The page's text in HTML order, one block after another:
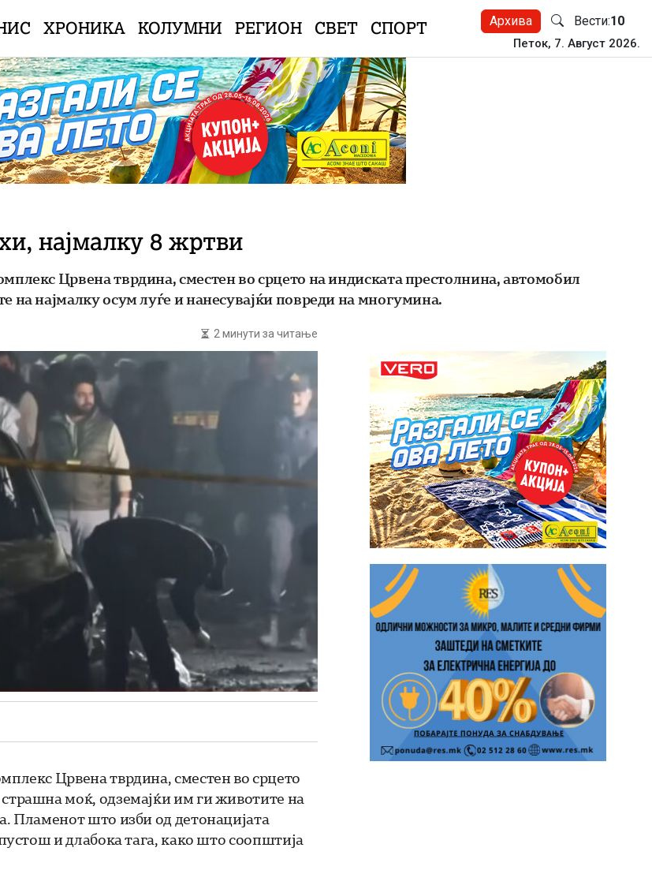
ХРОНИКА КОЛУМНИ РЕГИОН СВЕТ СПОРТ Архива Вести:10
Петок, 7. Август 2026.
најмалку 8 жртви
Црвена тврдина, сместен во срцето на индиската престолнина, автомобил
најмалку осум луѓе и нанесувајќи повреди на многумина.
2 минути за читање
Црвена тврдина, сместен во срцето
моќ, одземајќи им ги животите на
Пламенот што изби од детонацијата
и длабока тага, како што соопштија